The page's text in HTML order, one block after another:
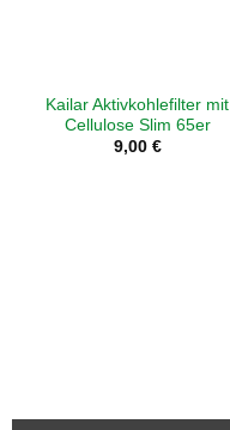
Kailar Aktivkohlefilter mit
Cellulose Slim 65er
9,00 €